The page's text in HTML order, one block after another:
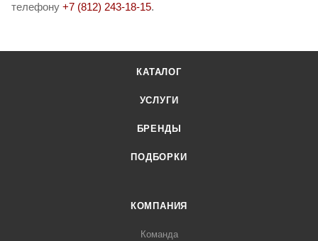
телефону +7 (812) 243-18-15.
КАТАЛОГ
УСЛУГИ
БРЕНДЫ
ПОДБОРКИ
КОМПАНИЯ
Команда